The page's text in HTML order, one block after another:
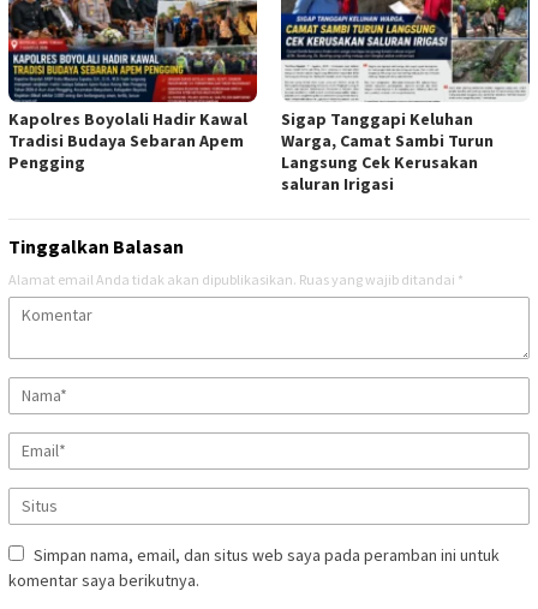
Kapolres Boyolali Hadir Kawal
Tradisi Budaya Sebaran Apem
Pengging
Sigap Tanggapi Keluhan
Warga, Camat Sambi Turun
Langsung Cek Kerusakan
saluran Irigasi
Tinggalkan Balasan
Alamat email Anda tidak akan dipublikasikan. Ruas yang wajib ditandai *
Simpan nama, email, dan situs web saya pada peramban ini untuk
komentar saya berikutnya.